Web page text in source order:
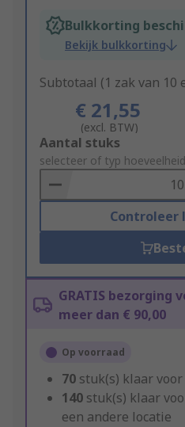
Bulkkorting
Bekijk bulkkorting
Subtotaal (1 zak van 10
€ 21,55
(excl. BTW)
Add
to
Basket
Aantal stuks
selecteer of typ hoeveelheid
Controleer
GRATIS bezorging
meer dan € 90,00
Op voorraad
70 stuk(s) klaar
140 stuk(s) klaar
een andere locatie